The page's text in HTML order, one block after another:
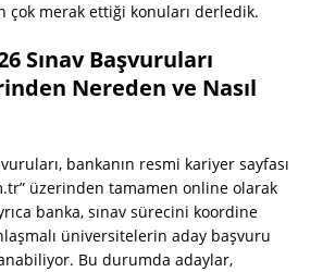
çok merak ettiği konuları derledik.
Sınav Başvuruları
Nereden ve Nasıl
bankanın resmi kariyer sayfası
üzerinden tamamen online olarak
banka, sınav sürecini koordine
üniversitelerin aday başvuru
Bu durumda adaylar,